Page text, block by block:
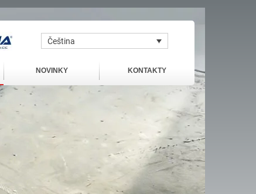
Čeština
NOVINKY KONTAKTY